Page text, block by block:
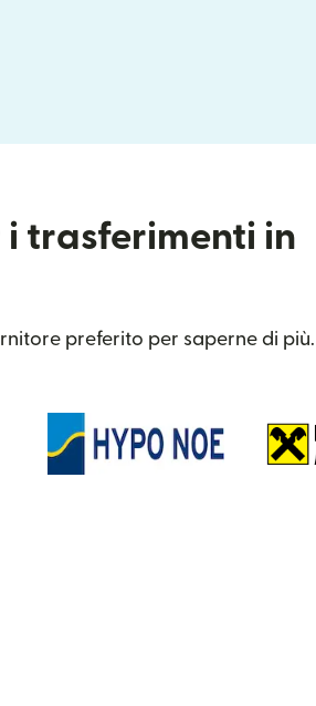
i trasferimenti in
preferito per saperne di più.